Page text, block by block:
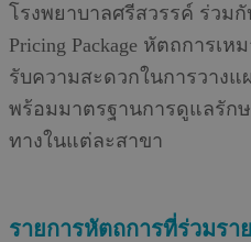
โรงพยาบาลศรีสวรรค์ ร่วมกั
Pricing Package หัตถการเห
รับความสะดวกในการวาง
พร้อมมาตรฐานการดูแลรัก
ทางในแต่ละสาขา
รายการหัตถการที่ร่วมรา